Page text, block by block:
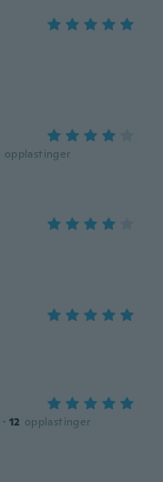
opplastinger
· 12 opplastinger